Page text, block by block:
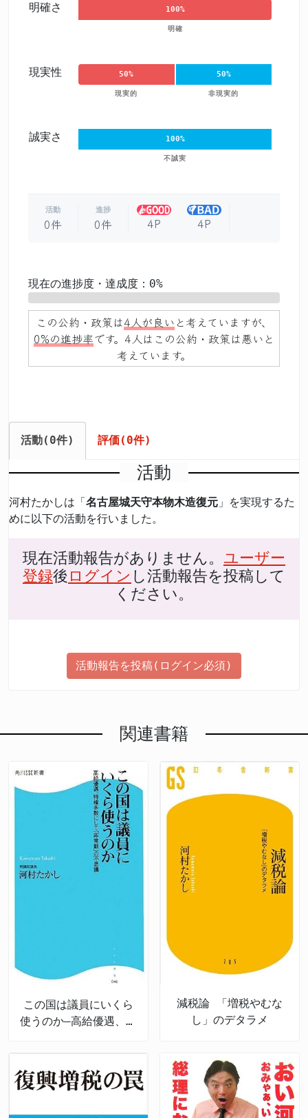
明確さ 100%
明確
現実性 50%
現実的
50%
非現実的
誠実さ 100%
不誠実
活動
0件
進捗
0件 4P 4P
現在の進捗度・達成度：0%
この公約・政策は4人が良い と考えていますが、
0%の進捗率です。4人はこの公約・政策は悪いと
考えています。
活動(0件) 評価(0件)
活動
河村たかしは「名古屋城天守本物木造復元 」を実現するた
めに以下の活動を行いました。
現在活動報告がありません。 ユーザー
登録後 ログイン し活動報告を投稿して
ください。
活動報告を投稿(ログイン必須)
関連書籍
この国は議員にいくら
使うのか―高給優遇、特
勤」の不思議
減税論 「増税やむな
し」のデタラメ